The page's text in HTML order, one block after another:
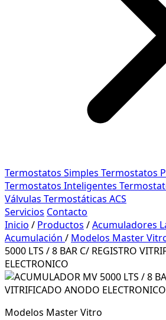
Termostatos Simples Termostatos
Termostatos Inteligentes
Válvulas Termostáticas ACS
Servicios Contacto
Inicio / Productos /Acumuladores
Acumulación / Modelos Master
5000 LTS / 8 BAR C/ REGISTRO
ELECTRONICO
Modelos Master Vitro